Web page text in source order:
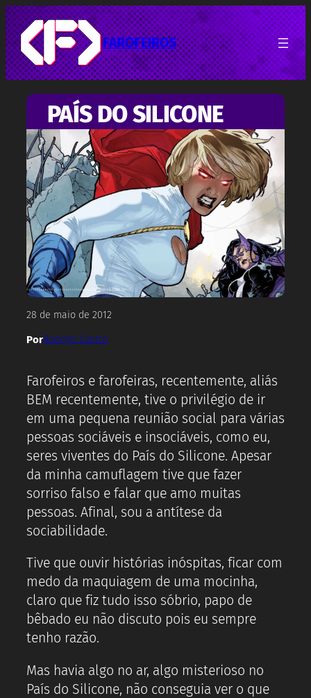
Pular
para
o
conteúdo
FAROFEIROS
PAÍS DO SILICONE
28 de maio de 2012
PorRodrigo Castro
Farofeiros e farofeiras, recentemente, aliás
BEM recentemente, tive o privilégio de ir
em uma pequena reunião social para várias
pessoas sociáveis e insociáveis, como eu,
seres viventes do País do Silicone. Apesar
da minha camuflagem tive que fazer
sorriso falso e falar que amo muitas
pessoas. Afinal, sou a antítese da
sociabilidade.
Tive que ouvir histórias inóspitas, ficar com
medo da maquiagem de uma mocinha,
claro que fiz tudo isso sóbrio, papo de
bêbado eu não discuto pois eu sempre
tenho razão.
Mas havia algo no ar, algo misterioso no
País do Silicone, não conseguia ver o que